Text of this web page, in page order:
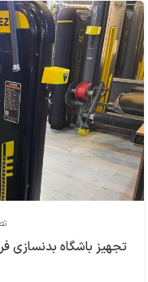
تجهیز باشگاه بدنسازی